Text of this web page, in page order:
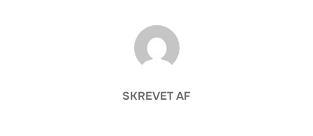
FORFATTER
SKREVET AF